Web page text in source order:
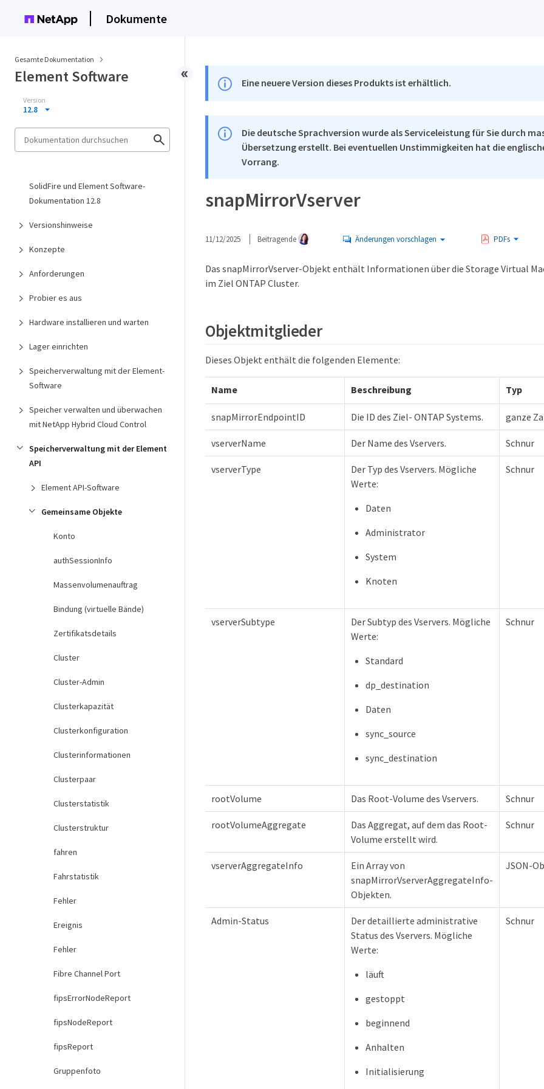
Dokumente
Gesamte Dokumentation
Element Software
Version
12.8
SolidFire und Element Software-
Dokumentation 12.8
Versionshinweise
Konzepte
Anforderungen
Probier es aus
Hardware installieren und warten
Lager einrichten
Speicherverwaltung mit der Element-
Software
Speicher verwalten und überwachen
mit NetApp Hybrid Cloud Control
Speicherverwaltung mit der Element
API
Element API-Software
Gemeinsame Objekte
Konto
authSessionInfo
Massenvolumenauftrag
Bindung (virtuelle Bände)
Zertifikatsdetails
Cluster
Cluster-Admin
Clusterkapazität
Clusterkonfiguration
Clusterinformationen
Clusterpaar
Clusterstatistik
Clusterstruktur
fahren
Fahrstatistik
Fehler
Ereignis
Fehler
Fibre Channel Port
fipsErrorNodeReport
fipsNodeReport
fipsReport
Gruppenfoto
Eine neuere Version dieses Produkts ist erhältlich.
Die deutsche Sprachversion wurde als Serviceleistung für Sie durch
Übersetzung erstellt. Bei eventuellen Unstimmigkeiten hat die
Vorrang.
snapMirrorVserver
11/12/2025 Beitragende Änderungen vorschlagen PDFs
Das snapMirrorVserver-Objekt enthält Informationen über die Storage Virtual
im Ziel ONTAP Cluster.
Objektmitglieder
Dieses Objekt enthält die folgenden Elemente:
Name Beschreibung Typ
snapMirrorEndpointID Die ID des Ziel- ONTAP Systems. ganze
vserverName Der Name des Vservers. Schnur
vserverType
Der Typ des Vservers. Mögliche
Werte:
Daten
Administrator
System
Knoten
Schnur
vserverSubtype
Der Subtyp des Vservers. Mögliche
Werte:
Standard
dp_destination
Daten
sync_source
sync_destination
Schnur
rootVolume Das Root-Volume des Vservers. Schnur
rootVolumeAggregate
Das Aggregat, auf dem das Root-
Volume erstellt wird.
Schnur
vserverAggregateInfo
Ein Array von
snapMirrorVserverAggregateInfo-
Objekten.
JSON-
Admin-Status
Der detaillierte administrative
Status des Vservers. Mögliche
Werte:
läuft
gestoppt
beginnend
Anhalten
Initialisierung
Schnur